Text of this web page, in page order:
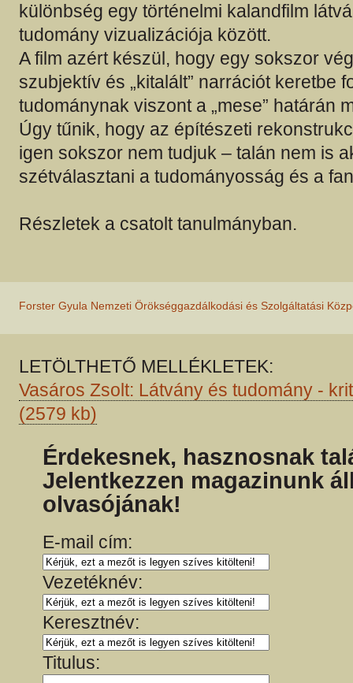
különbség egy történelmi kalandfilm
tudomány vizualizációja között.
A film azért készül, hogy egy sokszor
szubjektív és „kitalált” narrációt keretbe
tudománynak viszont a „mese” határán
Úgy tűnik, hogy az építészeti
igen sokszor nem tudjuk – talán nem is
szétválasztani a tudományosság és a
Részletek a csatolt tanulmányban.
Forster Gyula Nemzeti Örökséggazdálkodási és Szolgáltatási
LETÖLTHETŐ MELLÉKLETEK:
Vasáros Zsolt: Látvány és tudomány -
(2579 kb)
Érdekesnek, hasznosnak
Jelentkezzen magazinunk
olvasójának!
E-mail cím:
Vezetéknév:
Keresztnév:
Titulus: